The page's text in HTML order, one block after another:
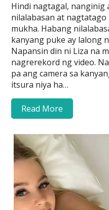
Hindi nagtagal, nanginig
nilalabasan at
mukha. Habang
kanyang puke ay lalong
Napansin din ni Liza na
nagrerekord ng video.
pa ang camera sa
itsura niya ha…
Read More